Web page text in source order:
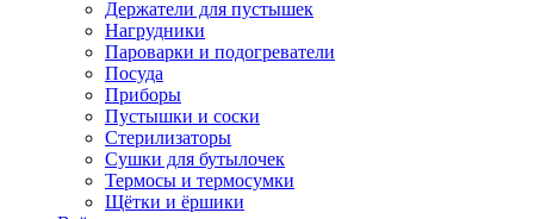
Держатели для пустышек
Нагрудники
Пароварки и подогреватели
Посуда
Приборы
Пустышки и соски
Стерилизаторы
Сушки для бутылочек
Термосы и термосумки
Щётки и ёршики